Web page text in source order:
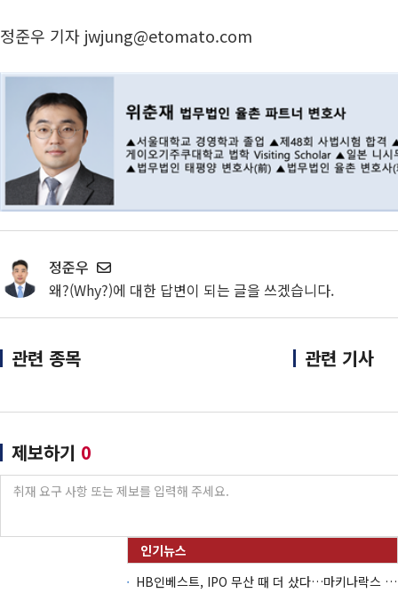
정준우 기자 jwjung@etomato.com
정준우
왜?(Why?)에 대한 답변이 되는 글을 쓰겠습니다.
관련 종목 관련 기사
제보하기 0
HB인베스트, IPO 무산 때 더 샀다…마키나락스 투자 2.7배 회수